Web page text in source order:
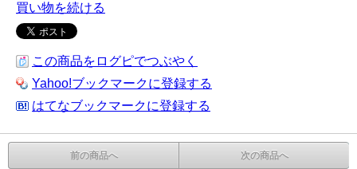
買い物を続ける
この商品をログピでつぶやく
Yahoo!ブックマークに登録する
はてなブックマークに登録する
前の商品へ 次の商品へ